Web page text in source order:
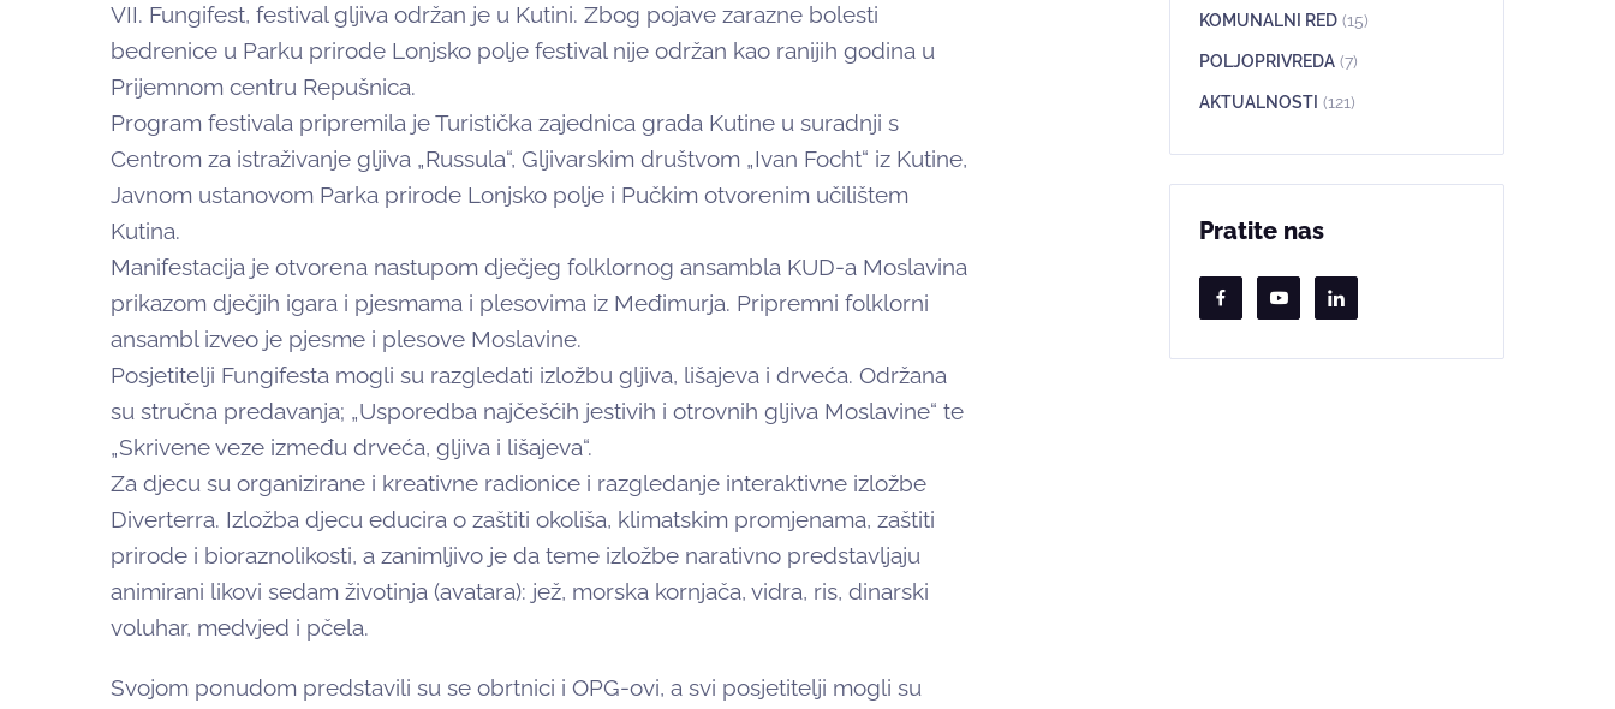
VII. Fungifest, festival gljiva održan je u Kutini. Zbog pojave zarazne bolesti
bedrenice u Parku prirode Lonjsko polje festival nije održan kao ranijih godina u
Prijemnom centru Repušnica.
Program festivala pripremila je Turistička zajednica grada Kutine u suradnji s
Centrom za istraživanje gljiva „Russula“, Gljivarskim društvom „Ivan Focht“ iz Kutine,
Javnom ustanovom Parka prirode Lonjsko polje i Pučkim otvorenim učilištem
Kutina.
Manifestacija je otvorena nastupom dječjeg folklornog ansambla KUD-a Moslavina
prikazom dječjih igara i pjesmama i plesovima iz Međimurja. Pripremni folklorni
ansambl izveo je pjesme i plesove Moslavine.
Posjetitelji Fungifesta mogli su razgledati izložbu gljiva, lišajeva i drveća. Održana
su stručna predavanja; „Usporedba najčešćih jestivih i otrovnih gljiva Moslavine“ te
„Skrivene veze između drveća, gljiva i lišajeva“.
Za djecu su organizirane i kreativne radionice i razgledanje interaktivne izložbe
Diverterra. Izložba djecu educira o zaštiti okoliša, klimatskim promjenama, zaštiti
prirode i bioraznolikosti, a zanimljivo je da teme izložbe narativno predstavljaju
animirani likovi sedam životinja (avatara): jež, morska kornjača, vidra, ris, dinarski
voluhar, medvjed i pčela.
Svojom ponudom predstavili su se obrtnici i OPG-ovi, a svi posjetitelji mogli su
KOMUNALNI RED (15)
POLJOPRIVREDA (7)
AKTUALNOSTI (121)
Pratite nas